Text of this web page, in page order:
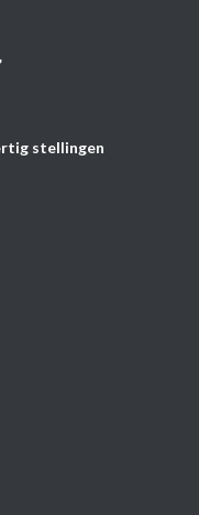
stellingen